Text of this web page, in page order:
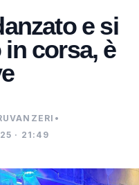
e si
corsa, è
•
· 21:49